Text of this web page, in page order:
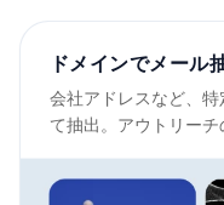
ドメインでメール
会社アドレスなど、
て抽出。アウトリーチ